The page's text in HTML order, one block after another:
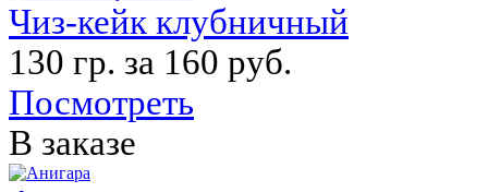
Чиз-кейк клубничный
130 гр. за 160 руб.
Посмотреть
В заказе